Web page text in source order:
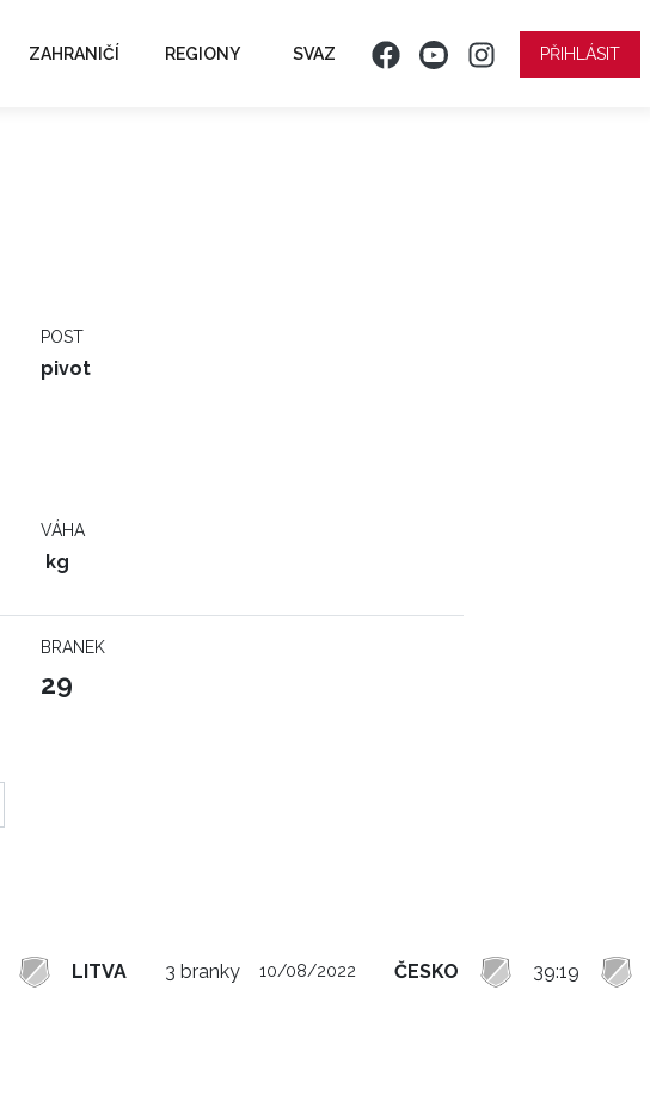
ZAHRANIČÍ REGIONY SVAZ PŘIHLÁSIT
POST
pivot
VÁHA
kg
BRANEK
29
LITVA 3 branky 10/08/2022 ČESKO 39:19